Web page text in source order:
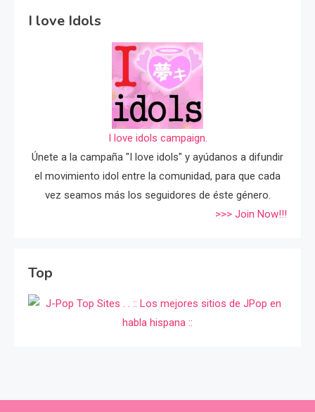
I love Idols
I love idols campaign.
Únete a la campaña "I love idols" y ayúdanos a difundir
el movimiento idol entre la comunidad, para que cada
vez seamos más los seguidores de éste género.
>>> Join Now!!!
Top